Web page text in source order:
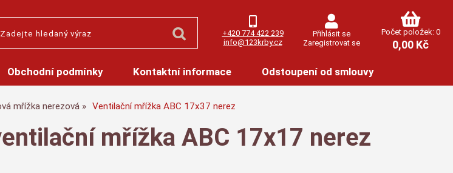
+420 774 422 239
info@123krby.cz
Přihlásit se
Zaregistrovat se
Počet položek: 0
0,00 Kč
Obchodní podmínky Kontaktní informace Odstoupení od smlouvy
mřížka nerezová Ventilační mřížka ABC 17x37 nerez
mřížka ABC 17x17 nerez